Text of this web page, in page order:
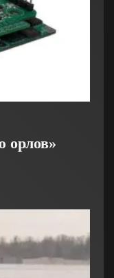
орлов»